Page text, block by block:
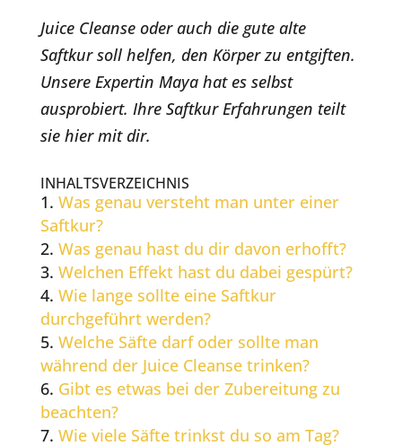
Juice Cleanse oder auch die gute alte
Saftkur soll helfen, den Körper zu entgiften.
Unsere Expertin Maya hat es selbst
ausprobiert. Ihre Saftkur Erfahrungen teilt
sie hier mit dir.
INHALTSVERZEICHNIS
Was genau versteht man unter einer
Saftkur?
Was genau hast du dir davon erhofft?
Welchen Effekt hast du dabei gespürt?
Wie lange sollte eine Saftkur
durchgeführt werden?
Welche Säfte darf oder sollte man
während der Juice Cleanse trinken?
Gibt es etwas bei der Zubereitung zu
beachten?
Wie viele Säfte trinkst du so am Tag?